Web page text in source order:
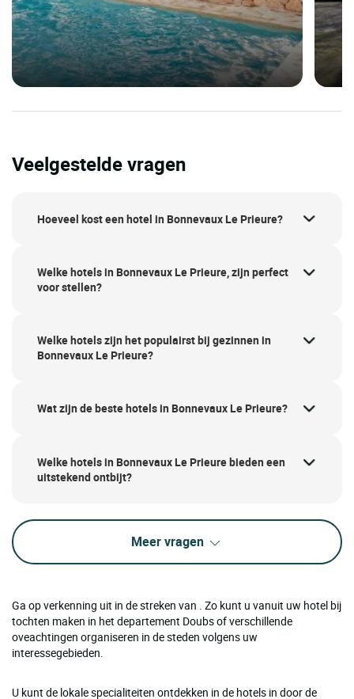
Veelgestelde vragen
Hoeveel kost een hotel in Bonnevaux Le Prieure?
Welke hotels in Bonnevaux Le Prieure, zijn perfect
voor stellen?
Welke hotels zijn het populairst bij gezinnen in
Bonnevaux Le Prieure?
Wat zijn de beste hotels in Bonnevaux Le Prieure?
Welke hotels in Bonnevaux Le Prieure bieden een
uitstekend ontbijt?
Meer vragen
Ga op verkenning uit in de streken van . Zo kunt u vanuit uw hotel bij
tochten maken in het departement Doubs of verschillende
oveachtingen organiseren in de steden volgens uw
interessegebieden.
U kunt de lokale specialiteiten ontdekken in de hotels in door de